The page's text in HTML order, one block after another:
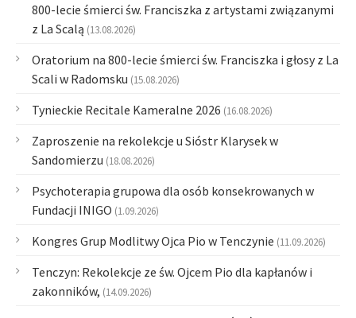
800-lecie śmierci św. Franciszka z artystami związanymi
z La Scalą (13.08.2026)
Oratorium na 800-lecie śmierci św. Franciszka i głosy z La
Scali w Radomsku (15.08.2026)
Tynieckie Recitale Kameralne 2026 (16.08.2026)
Zaproszenie na rekolekcje u Sióstr Klarysek w
Sandomierzu (18.08.2026)
Psychoterapia grupowa dla osób konsekrowanych w
Fundacji INIGO (1.09.2026)
Kongres Grup Modlitwy Ojca Pio w Tenczynie (11.09.2026)
Tenczyn: Rekolekcje ze św. Ojcem Pio dla kapłanów i
zakonników, (14.09.2026)